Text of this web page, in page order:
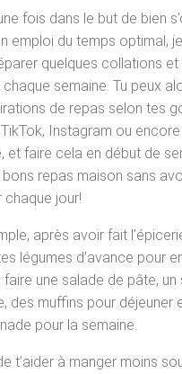
fois dans le but de bien
emploi du temps optimal,
quelques collations et
chaque semaine. Tu peux
de repas selon tes
Instagram ou
et faire cela en début de
repas maison sans
chaque jour!
après avoir fait
légumes d’avance pour
faire une salade de pâte, un
des muffins pour déjeuner
pour la semaine.
t’aider à manger moins